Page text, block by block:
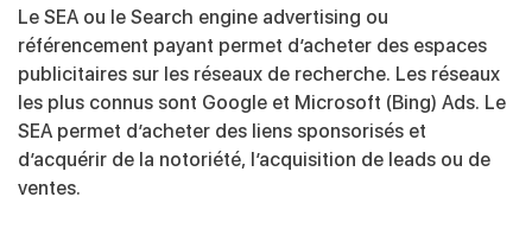
Le SEA ou le Search engine advertising ou
référencement payant permet d’acheter des espaces
publicitaires sur les réseaux de recherche. Les réseaux
les plus connus sont Google et Microsoft (Bing) Ads. Le
SEA permet d’acheter des liens sponsorisés et
d’acquérir de la notoriété, l’acquisition de leads ou de
ventes.